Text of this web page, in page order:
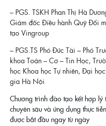
– PGS. TSKH Phan Thị Hà
Giám đốc Điều hành Quỹ Đổi
tạo Vingroup
– PGS.TS Phó Đức Tài – Phó
khoa Toán – Cơ – Tin Học,
học Khoa học Tự nhiên, Đại
gia Hà Nội
Chương trình đào tạo kết hợp lý
chuyên sâu và ứng dụng thực
được bắt đầu ngay từ ngày